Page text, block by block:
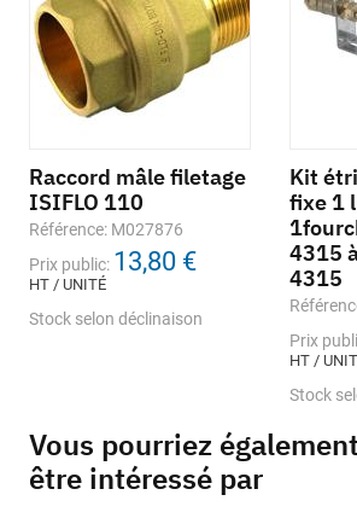
Raccord mâle filetage
ISIFLO 110
Référence: M027876
Prix public: 13,80 €
HT / UNITÉ
Stock selon déclinaison
Kit
fixe 1
4315
4315
Prix
HT /
Stock
Vous pourriez également
être intéressé par